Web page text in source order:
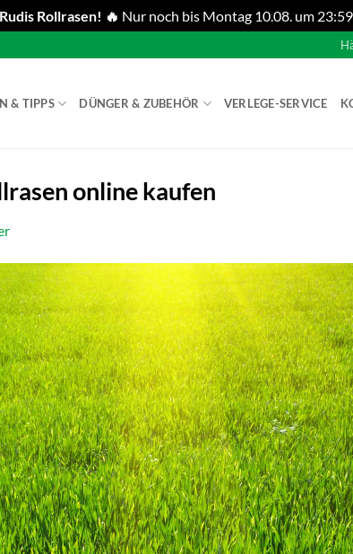
Rollrasen! 🔥 Nur noch bis Montag 10.08. um
& TIPPS DÜNGER & ZUBEHÖR VERLEGE-SERVICE
online kaufen